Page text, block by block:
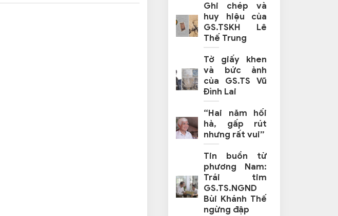
Ghi chép và
huy hiệu của
GS.TSKH Lê
Thế Trung
Tờ giấy khen
và bức ảnh
của GS.TS Vũ
Đình Lai
“Hai năm hối
hả, gấp rút
nhưng rất vui”
Tin buồn từ
phương Nam:
Trái tim
GS.TS.NGND
Bùi Khánh Thế
ngừng đập